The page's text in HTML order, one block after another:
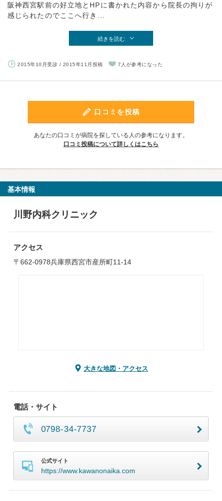
阪神西宮駅前の好立地とHPに書かれた内容から院長の拘りが
感じられたのでここへ行き...
続きを読む
2015年10月受診 / 2015年11月投稿 7人が参考になった
口コミを投稿
あなたの口コミが病院を探している人の参考になります。
口コミ投稿について詳しくはこちら
基本情報
川野内科クリニック
アクセス
〒662-0978兵庫県西宮市産所町11-14
大きな地図・アクセス
電話・サイト
0798-34-7737
公式サイト
https://www.kawanonaika.com